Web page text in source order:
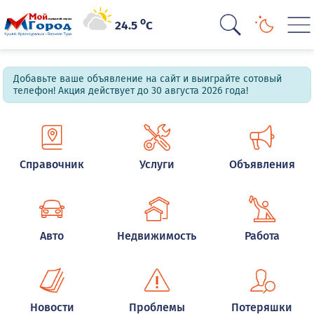
24.5oC
Добавьте ваше объявление на сайт и выиграйте сотовый
телефон! Акция действует до 30 августа 2026 года!
Справочник Услуги Объявления
Авто Недвижимость Работа
Новости Проблемы Потеряшки